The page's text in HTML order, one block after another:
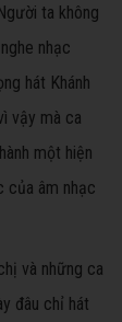
ta không
nhạc
hát Khánh
vậy mà ca
một hiện
của âm nhạc
và những ca
đâu chỉ hát